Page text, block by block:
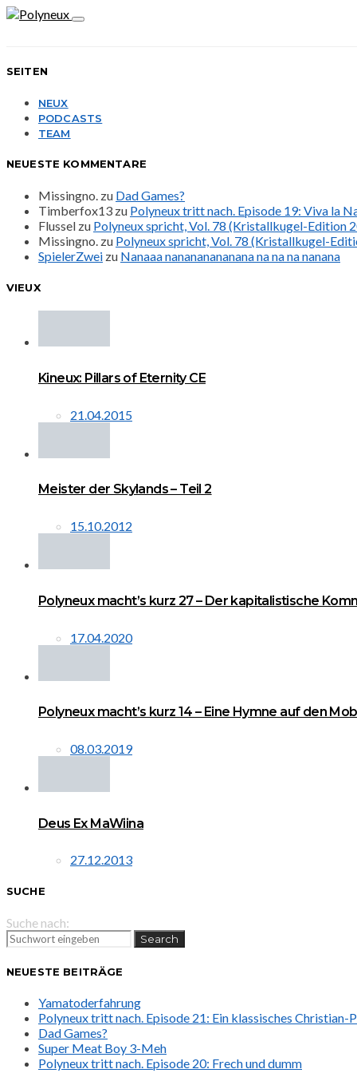
SEITEN
NEUX
PODCASTS
TEAM
NEUESTE KOMMENTARE
Missingno. zu Dad Games?
Timberfox13 zu Polyneux tritt nach. Episode 19: Viva la
Flussel zu Polyneux spricht, Vol. 78 (Kristallkugel-Edition
Missingno. zu Polyneux spricht, Vol. 78 (Kristallkugel-
SpielerZwei zu Nanaaa nanananananana na na na nanana
VIEUX
Kineux: Pillars of Eternity CE
21.04.2015
Meister der Skylands – Teil 2
15.10.2012
Polyneux macht’s kurz 27 – Der kapitalistische
17.04.2020
Polyneux macht’s kurz 14 – Eine Hymne auf den Mob
08.03.2019
Deus Ex MaWiina
27.12.2013
SUCHE
Suche nach:
Search
NEUESTE BEITRÄGE
Yamatoderfahrung
Polyneux tritt nach. Episode 21: Ein klassisches Christian-
Dad Games?
Super Meat Boy 3-Meh
Polyneux tritt nach. Episode 20: Frech und dumm